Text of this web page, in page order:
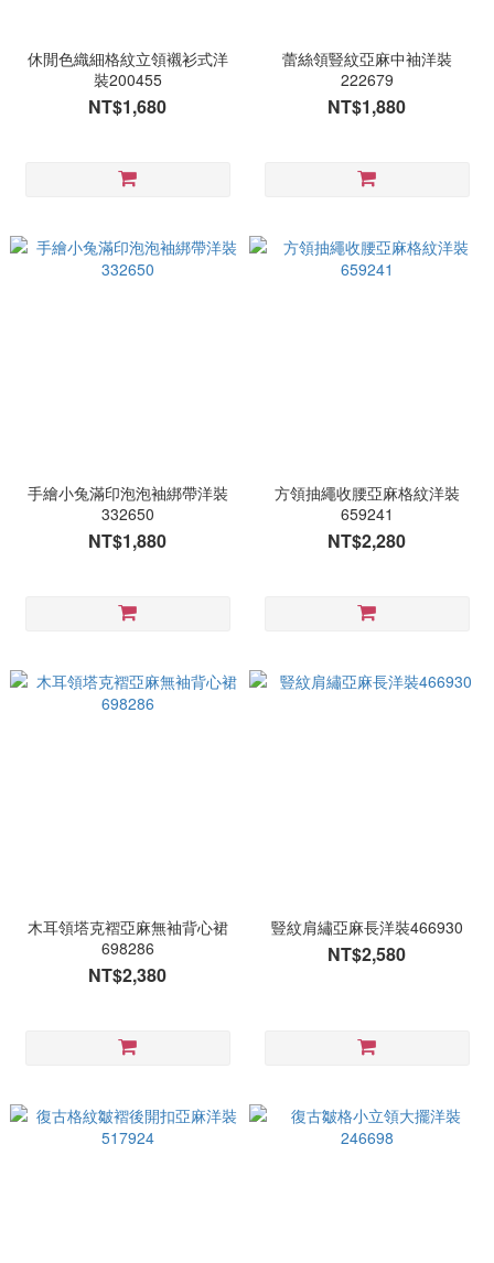
休閒色織細格紋立領襯衫式洋
裝200455
NT$1,680
蕾絲領豎紋亞麻中袖洋裝
222679
NT$1,880
手繪小兔滿印泡泡袖綁帶洋裝
332650
NT$1,880
方領抽繩收腰亞麻格紋洋裝
659241
NT$2,280
木耳領塔克褶亞麻無袖背心裙
698286
NT$2,380
豎紋肩繡亞麻長洋裝466930
NT$2,580